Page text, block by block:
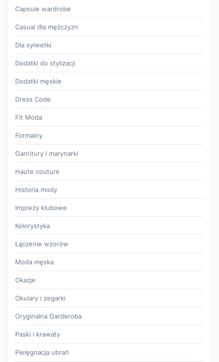
Capsule wardrobe
Casual dla mężczyzn
Dla sylwetki
Dodatki do stylizacji
Dodatki męskie
Dress Code
Fit Moda
Formalny
Garnitury i marynarki
Haute couture
Historia mody
Imprezy klubowe
Kolorystyka
Łączenie wzorów
Moda męska
Okazje
Okulary i zegarki
Oryginalna Garderoba
Paski i krawaty
Pielęgnacja ubrań